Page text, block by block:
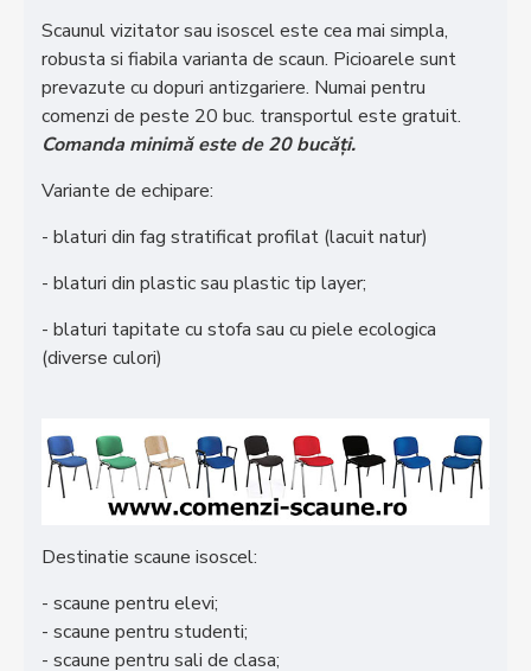
Scaunul vizitator sau isoscel este cea mai simpla,
robusta si fiabila varianta de scaun. Picioarele sunt
prevazute cu dopuri antizgariere. Numai pentru
comenzi de peste 20 buc. transportul este gratuit.
Comanda minimă este de 20 bucăți.
Variante de echipare:
- blaturi din fag stratificat profilat (lacuit natur)
- blaturi din plastic sau plastic tip layer;
- blaturi tapitate cu stofa sau cu piele ecologica
(diverse culori)
Destinatie scaune isoscel:
- scaune pentru elevi;
- scaune pentru studenti;
- scaune pentru sali de clasa;